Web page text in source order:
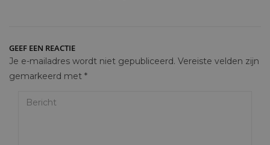
GEEF EEN REACTIE
Je e-mailadres wordt niet gepubliceerd. Vereiste velden zijn
gemarkeerd met *
Bericht